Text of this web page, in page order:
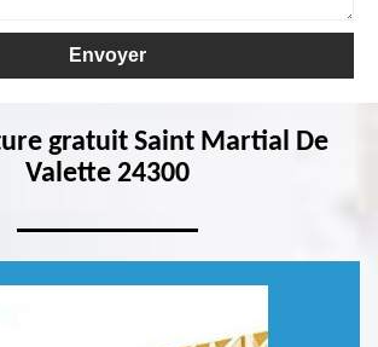
gratuit Saint Martial De
Valette 24300